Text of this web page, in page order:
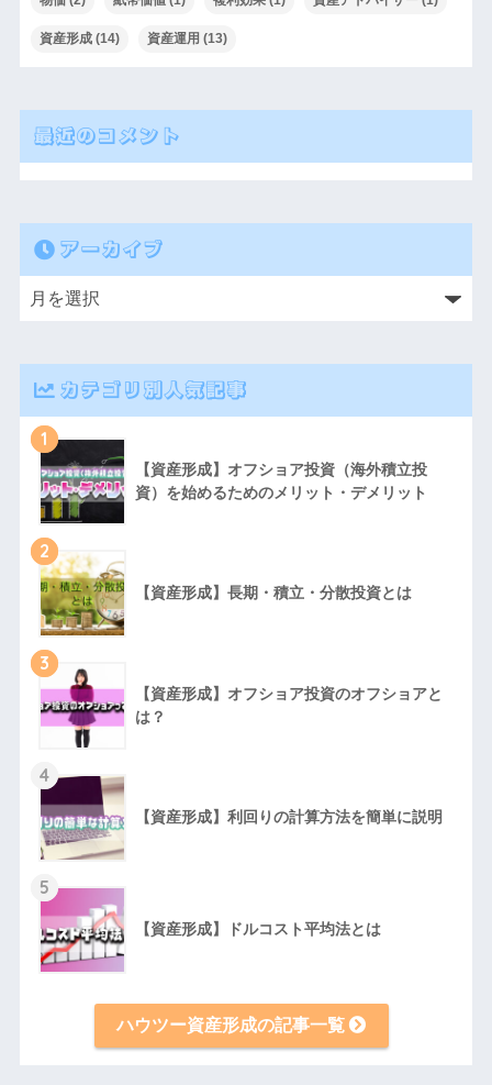
資産形成(14) 資産運用 (13)
最近のコメント
アーカイブ
カテゴリ別人気記事
1
【資産形成】オフショア投資（海外積立投
資）を始めるためのメリット・デメリット
2
【資産形成】長期・積立・分散投資とは
3
【資産形成】オフショア投資のオフショアと
は？
4
【資産形成】利回りの計算方法を簡単に説明
5
【資産形成】ドルコスト平均法とは
ハウツー資産形成の記事一覧